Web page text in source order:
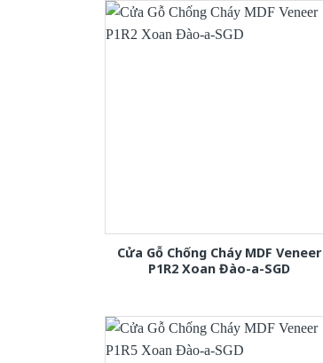
Cửa Gỗ Chống Cháy MDF Veneer
P1R2 Xoan Đào-a-SGD